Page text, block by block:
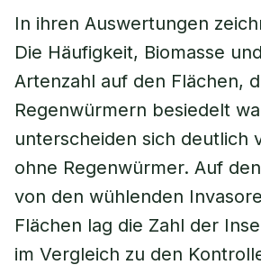
In ihren Auswertungen
Die Häufigkeit, Biomasse
Artenzahl auf den Flächen,
Regenwürmern besiedelt
unterscheiden sich deutlich
ohne Regenwürmer. Auf
von den wühlenden
Flächen lag die Zahl der
im Vergleich zu den